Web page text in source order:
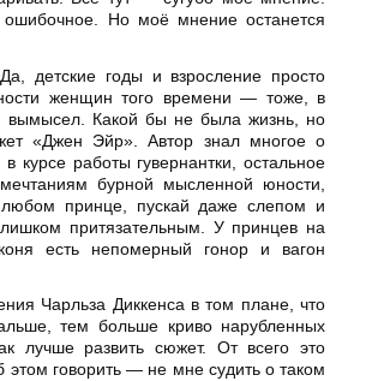
Но моё мнение останется
детские годы и взросление просто
женщин того времени — тоже, в
вымысел. Какой бы не была жизнь, но
«Джен Эйр». Автор знал многое о
курсе работы гувернантки, остальное
бурной мысленной юности,
принце, пускай даже слепом и
притязательным. У принцев на
есть непомерный гонор и вагон
Чарльза Диккенса в том плане, что
тем больше криво нарубленных
лучше развить сюжет. От всего это
этом говорить — не мне судить о таком